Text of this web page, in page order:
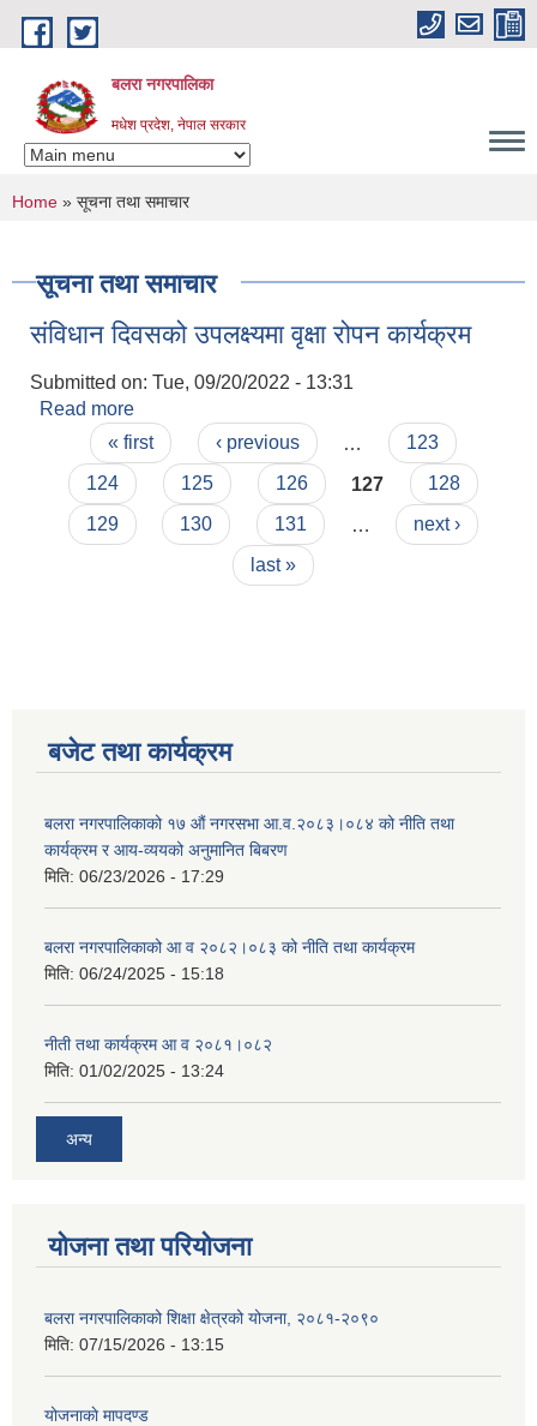
Skip to main content
बलरा नगरपालिका
मधेश प्रदेश, नेपाल सरकार
You are here
Home » सूचना तथा समाचार
सूचना तथा समाचार
संविधान दिवसको उपलक्ष्यमा वृक्षा रोपन कार्यक्रम
Submitted on: Tue, 09/20/2022 - 13:31
Read more
Pages« first ‹ previous
123
124
125 126 127
128
129
130 131
next ›
last »
बजेट तथा कार्यक्रम
बलरा नगरपालिकाको १७ औं नगरसभा आ.व.२०८३।०८४ को नीति तथा
कार्यक्रम र आय-व्ययको अनुमानित बिबरण
मिति: 06/23/2026 - 17:29
बलरा नगरपालिकाको आ व २०८२।०८३ को नीति तथा कार्यक्रम
मिति: 06/24/2025 - 15:18
नीती तथा कार्यक्रम आ व २०८१।०८२
मिति: 01/02/2025 - 13:24
अन्य
योजना तथा परियोजना
बलरा नगरपालिकाको शिक्षा क्षेत्रको योजना, २०८१-२०९०
मिति: 07/15/2026 - 13:15
योजनाकाे मापदण्ड